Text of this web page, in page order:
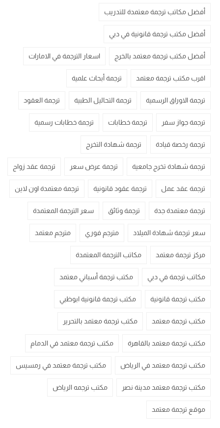
أفضل مكاتب ترجمة معتمدة للتدريب
أفضل مكتب ترجمة قانونية في دبي
أفضل مكتب ترجمة معتمد بالخرج اسعار الترجمة في الامارات
اقرب مكتب ترجمة معتمد ترجمة أبحاث علمية
ترجمة الاوراق الرسمية ترجمة التحاليل الطبية ترجمة العقود
ترجمة جواز سفر ترجمة خطابات ترجمة خطابات رسمية
ترجمة رخصة قيادة ترجمة شهادة التخرج
ترجمة شهادة تخرج جامعية ترجمة عرض سعر ترجمة عقد زواج
ترجمة عقد عمل ترجمة عقود قانونية ترجمة معتمدة اون لاين
ترجمة معتمدة جدة ترجمة وثائق سعر الترجمة المعتمدة
سعر ترجمة شهادة الميلاد مترجم فوري مترجم معتمد
مركز ترجمة معتمد مكاتب الترجمة المعتمدة
مكاتب ترجمة في دبي مكتب ترجمة أسباني معتمد
مكتب ترجمة قانونية مكتب ترجمة قانونية ابوظبي
مكتب ترجمة معتمد مكتب ترجمة معتمد بالتحرير
مكتب ترجمة معتمد بالقاهرة مكتب ترجمة معتمد في الدمام
مكتب ترجمة معتمد في الرياض مكتب ترجمة معتمد في رمسيس
مكتب ترجمة معتمد مدينة نصر مكتب ترجمه الرياض
موقع ترجمة معتمد